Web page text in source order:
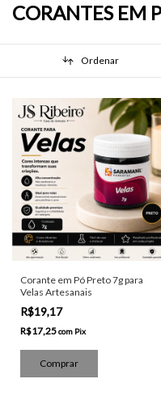
CORANTES EM
Ordenar
Corante em Pó Preto 7g para
Velas Artesanais
R$19,17
R$17,25com Pix